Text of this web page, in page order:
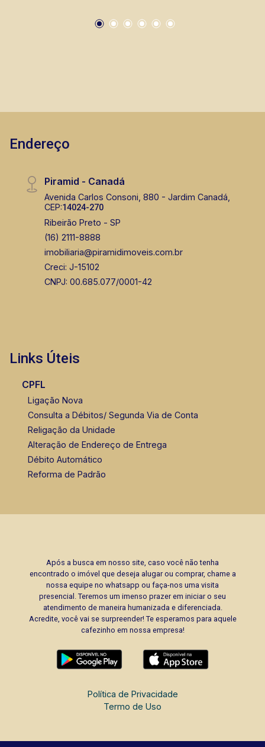
(16) 99327-7979
Fátima Spadaro
CORRETOR DE PLANTÃO
Endereço
Piramid - Canadá
Avenida Carlos Consoni, 880 - Jardim Canadá,
CEP:14024-270
Ribeirão Preto - SP
(16) 2111-8888
imobiliaria@piramidimoveis.com.br
Creci: J-15102
CNPJ: 00.685.077/0001-42
Links Úteis
CPFL
Ligação Nova
Consulta a Débitos/ Segunda Via de Conta
Religação da Unidade
Alteração de Endereço de Entrega
Débito Automático
Reforma de Padrão
Após a busca em nosso site, caso você não tenha
encontrado o imóvel que deseja alugar ou comprar, chame a
nossa equipe no whatsapp ou faça-nos uma visita
presencial. Teremos um imenso prazer em iniciar o seu
atendimento de maneira humanizada e diferenciada.
Acredite, você vai se surpreender! Te esperamos para aquele
cafezinho em nossa empresa!
Política de Privacidade
Termo de Uso